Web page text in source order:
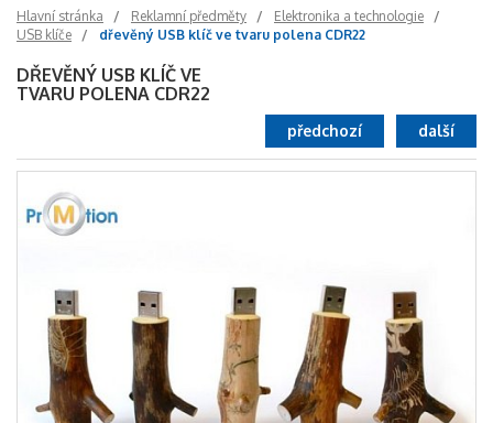
Hlavní stránka Reklamní předměty
Elektronika a technologie
USB klíče
dřevěný USB klíč ve tvaru polena CDR22
DŘEVĚNÝ USB KLÍČ VE
TVARU POLENA CDR22
další
předchozí